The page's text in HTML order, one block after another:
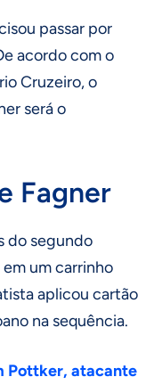
passar por
acordo com o
Cruzeiro, o
será o
Fagner
do segundo
um carrinho
aplicou cartão
na sequência.
Pottker, atacante